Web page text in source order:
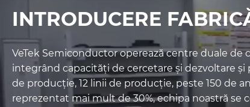
INTRODUCERE
VeTek Semiconductor operează centre duale de
integrând capacități de cercetare și dezvoltare și
de producție, 12 linii de producție, peste 150 de
reprezentat mai mult de 30%, echipa noastră se